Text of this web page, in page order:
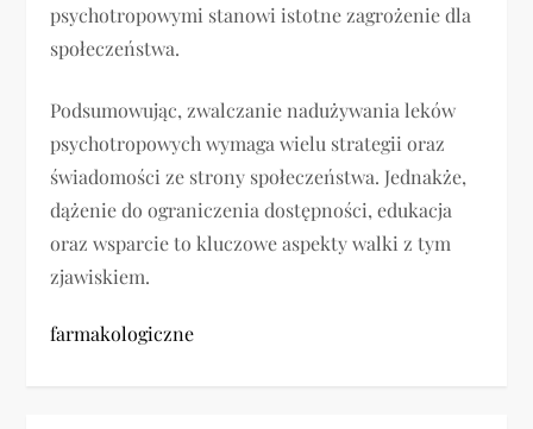
psychotropowymi stanowi istotne zagrożenie dla
społeczeństwa.
Podsumowując, zwalczanie nadużywania leków
psychotropowych wymaga wielu strategii oraz
świadomości ze strony społeczeństwa. Jednakże,
dążenie do ograniczenia dostępności, edukacja
oraz wsparcie to kluczowe aspekty walki z tym
zjawiskiem.
farmakologiczne